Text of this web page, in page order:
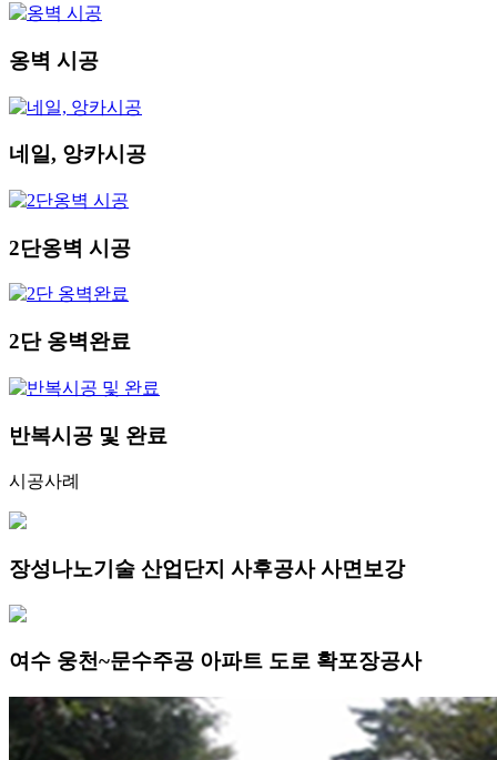
옹벽 시공
네일, 앙카시공
2단옹벽 시공
2단 옹벽완료
반복시공 및 완료
시공사례
장성나노기술 산업단지 사후공사 사면보강
여수 웅천~문수주공 아파트 도로 확포장공사